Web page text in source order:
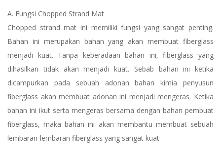
A. Fungsi Chopped Strand Mat
Chopped strand mat ini memiliki fungsi yang sangat penting.
Bahan ini merupakan bahan yang akan membuat fiberglass
menjadi kuat. Tanpa keberadaan bahan ini, fiberglass yang
dihasilkan tidak akan menjadi kuat. Sebab bahan ini ketika
dicampurkan pada sebuah adonan bahan kimia penyusun
fiberglass akan membuat adonan ini menjadi mengeras. Ketika
bahan ini ikut serta mengeras bersama dengan bahan pembuat
fiberglass, maka bahan ini akan membantu membuat sebuah
lembaran-lembaran fiberglass yang sangat kuat.